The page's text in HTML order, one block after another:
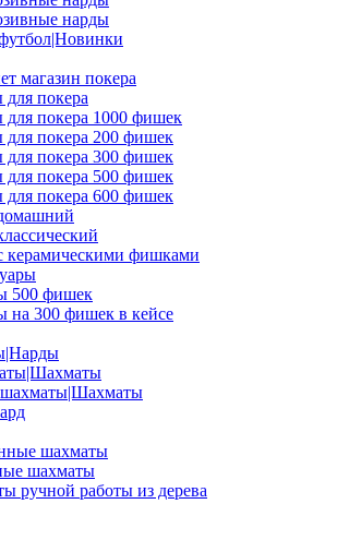
нарды
магазин покера
покера
покера 1000 фишек
покера 200 фишек
покера 300 фишек
покера 500 фишек
покера 600 фишек
керамическими фишками
500 фишек
на 300 фишек в кейсе
шахматы
шахматы
ручной работы из дерева